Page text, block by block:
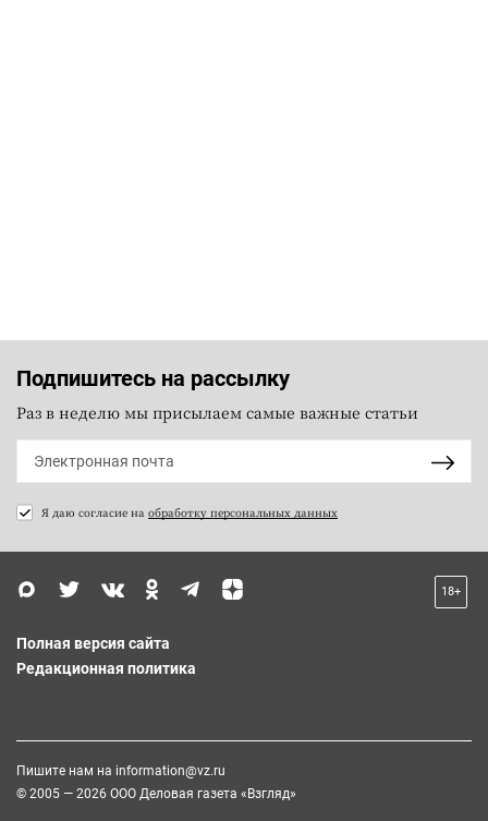
Подпишитесь на рассылку
Раз в неделю мы присылаем самые важные статьи
Я даю согласие на обработку персональных данных
18+
Полная версия сайта
Редакционная политика
Пишите нам на information@vz.ru
© 2005 — 2026 ООО Деловая газета «Взгляд»